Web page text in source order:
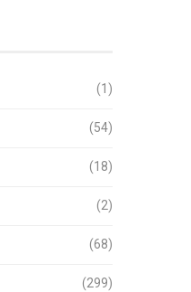
(1)
(54)
(18)
(2)
(68)
(299)